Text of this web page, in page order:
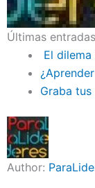
Últimas
El
Graba
Author: